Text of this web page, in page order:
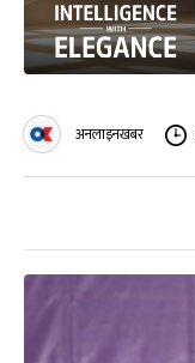
अनलाइनखबर